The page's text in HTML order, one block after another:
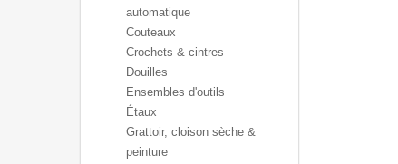
automatique
Couteaux
Crochets & cintres
Douilles
Ensembles d'outils
Étaux
Grattoir, cloison sèche &
peinture